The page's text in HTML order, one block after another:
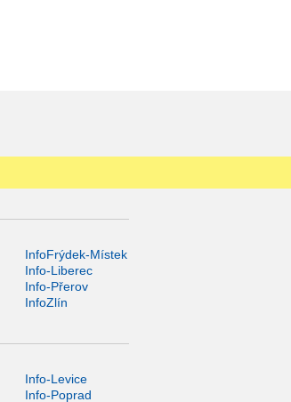
InfoFrýdek-Místek
Info-Liberec
Info-Přerov
InfoZlín
Info-Levice
Info-Poprad